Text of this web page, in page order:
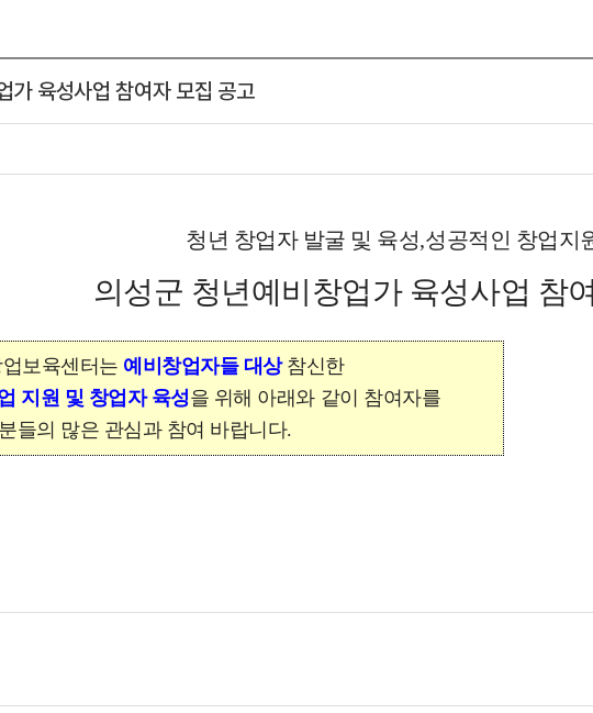
가 육성사업 참여자 모집 공고
청년 창업자 발굴 및 육성,성공적인 창업지
의성군 청년예비창업가 육성사업 참
보육센터는 예비창업자들 대상 참신한
지원 및 창업자 육성을 위해 아래와 같이 참여자를
들의 많은 관심과 참여 바랍니다.